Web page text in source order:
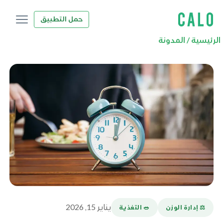
حمل التطبيق
الرئيسية/ المدونة
⚖️ إدارة الوزن 🥗 التغذية يناير 15, 2026